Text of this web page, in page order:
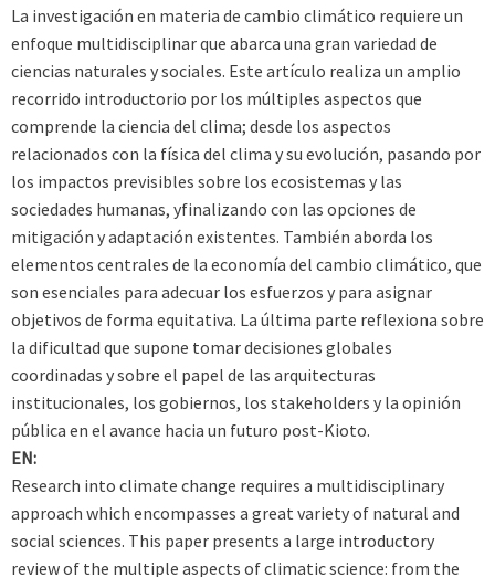
La investigación en materia de cambio climático requiere un
enfoque multidisciplinar que abarca una gran variedad de
ciencias naturales y sociales. Este artículo realiza un amplio
recorrido introductorio por los múltiples aspectos que
comprende la ciencia del clima; desde los aspectos
relacionados con la física del clima y su evolución, pasando por
los impactos previsibles sobre los ecosistemas y las
sociedades humanas, yfinalizando con las opciones de
mitigación y adaptación existentes. También aborda los
elementos centrales de la economía del cambio climático, que
son esenciales para adecuar los esfuerzos y para asignar
objetivos de forma equitativa. La última parte reflexiona sobre
la dificultad que supone tomar decisiones globales
coordinadas y sobre el papel de las arquitecturas
institucionales, los gobiernos, los stakeholders y la opinión
pública en el avance hacia un futuro post-Kioto.
EN:
Research into climate change requires a multidisciplinary
approach which encompasses a great variety of natural and
social sciences. This paper presents a large introductory
review of the multiple aspects of climatic science: from the